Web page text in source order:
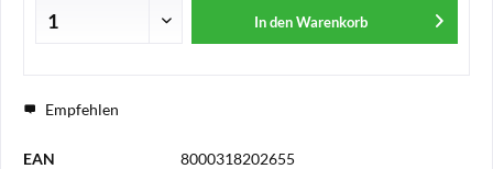
In den Warenkorb
Empfehlen
EAN 8000318202655